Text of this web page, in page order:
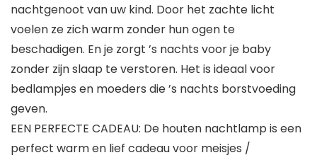
nachtgenoot van uw kind. Door het zachte licht
voelen ze zich warm zonder hun ogen te
beschadigen. En je zorgt ’s nachts voor je baby
zonder zijn slaap te verstoren. Het is ideaal voor
bedlampjes en moeders die ’s nachts borstvoeding
geven.
EEN PERFECTE CADEAU: De houten nachtlamp is een
perfect warm en lief cadeau voor meisjes /